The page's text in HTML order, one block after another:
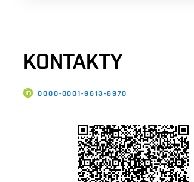
KONTAKTY
0000-0001-9613-6970